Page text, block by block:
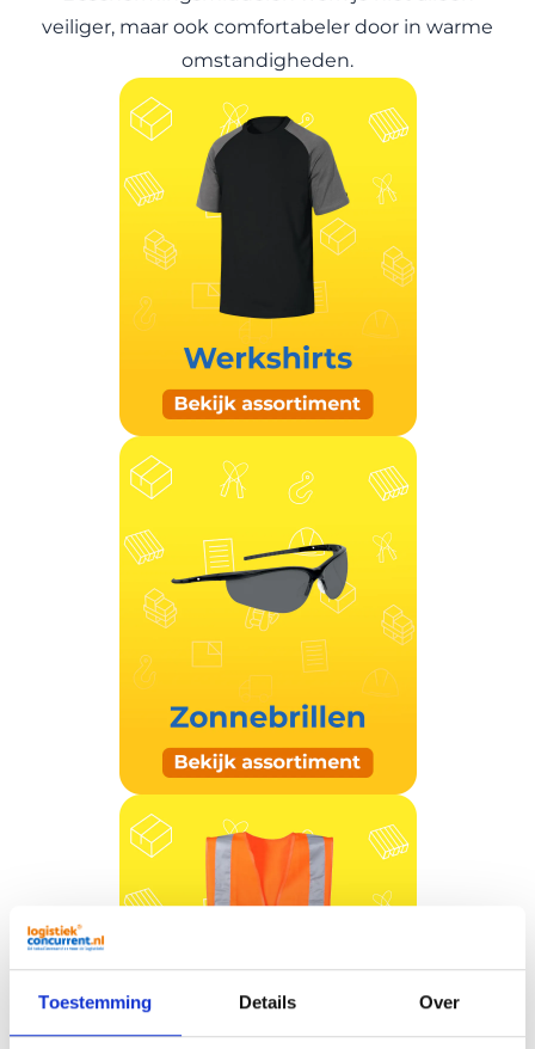
Toestemming Details Over
veiliger, maar ook comfortabeler door in warme
omstandigheden.